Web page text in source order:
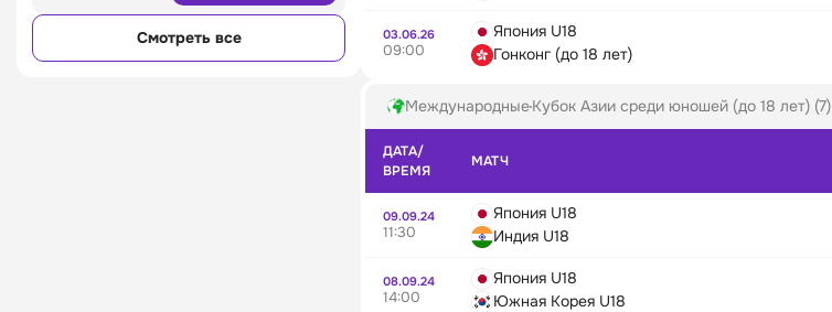
Смотреть все 03.06.26
09:00
Япония U18
Гонконг (до 18 лет)
МеждународныеКубок Азии среди юношей (до 18 лет) (7)
ДАТА/
ВРЕМЯ
МАТЧ
09.09.24
11:30
Япония U18
Индия U18
08.09.24
14:00
Япония U18
Южная Корея U18